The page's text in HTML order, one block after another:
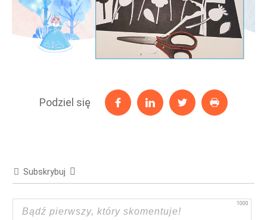
Podziel się
Subskrybuj
1000